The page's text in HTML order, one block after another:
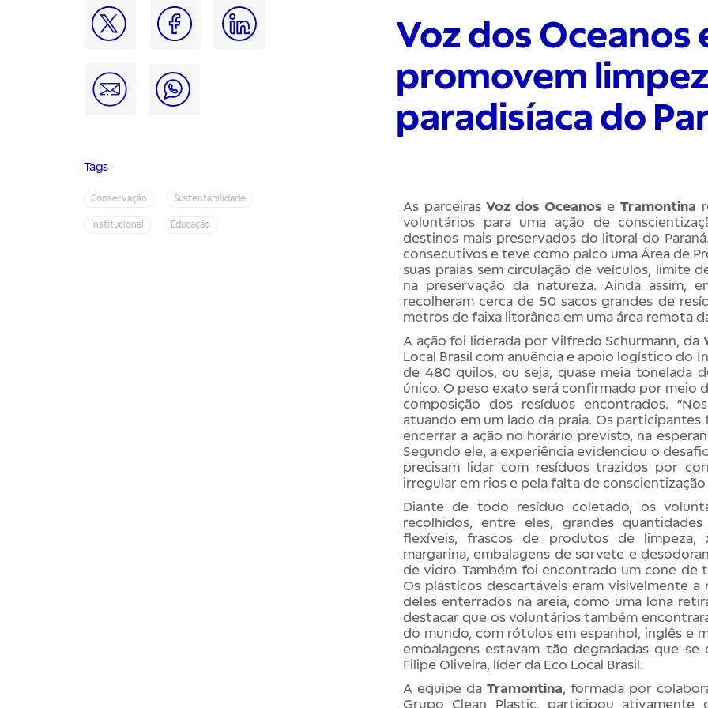
Tags
Conservação Sustentabilidade
Institucional Educação
Voz dos Oceanos
promovem
paradisíaca do
As parceirasVoz dos Oceanos eTramontina
voluntários para uma ação de
destinos mais preservados do litoral do
consecutivos e teve como palco uma Área de
suas praias sem circulação de veículos, limite
na preservação da natureza. Ainda assim,
recolheram cerca de 50 sacos grandes de
metros de faixa litorânea em uma área remota
A ação foi liderada por Vilfredo Schurmann, da
Local Brasil com anuência e apoio logístico do
de 480 quilos, ou seja, quase meia tonelada
único. O peso exato será confirmado por meio
composição dos resíduos encontrados.
atuando em um lado da praia. Os
encerrar a ação no horário previsto, na
Segundo ele, a experiência evidenciou o
precisam lidar com resíduos trazidos por
irregular em rios e pela falta de
Diante de todo resíduo coletado, os
recolhidos, entre eles, grandes
flexíveis, frascos de produtos de limpeza,
margarina, embalagens de sorvete e
de vidro. Também foi encontrado um cone de
Os plásticos descartáveis eram visivelmente
deles enterrados na areia, como uma lona
destacar que os voluntários também
do mundo, com rótulos em espanhol, inglês e
embalagens estavam tão degradadas que se
Filipe Oliveira, líder da Eco Local Brasil.
A equipe daTramontina, formada por
Grupo Clean Plastic, participou